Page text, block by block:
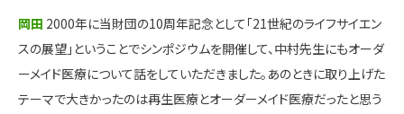
岡田 2000年に当財団の10周年記念として「21世紀のライフサイエン
スの展望」ということでシンポジウムを開催して、中村先生にもオーダ
ーメイド医療について話をしていただきました。あのときに取り上げた
テーマで大きかったのは再生医療とオーダーメイド医療だったと思う